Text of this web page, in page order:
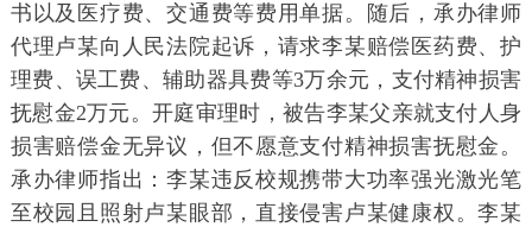
书以及医疗费、交通费等费用单据。随后，承办律师
代理卢某向人民法院起诉，请求李某赔偿医药费、护
理费、误工费、辅助器具费等3万余元，支付精神损害
抚慰金2万元。开庭审理时，被告李某父亲就支付人身
损害赔偿金无异议，但不愿意支付精神损害抚慰金。
承办律师指出：李某违反校规携带大功率强光激光笔
至校园且照射卢某眼部，直接侵害卢某健康权。李某